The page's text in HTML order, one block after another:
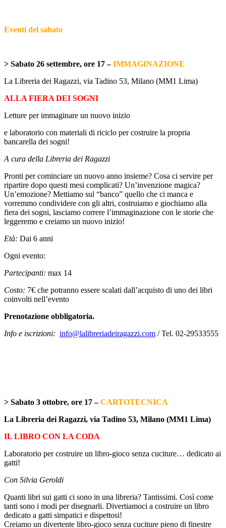
Eventi del sabato
> Sabato 26 settembre, ore 17 –IMMAGINAZIONE
La Libreria dei Ragazzi, via Tadino 53, Milano (MM1 Lima)
ALLA FIERA DEI SOGNI
Letture per immaginare un nuovo inizio
e laboratorio con materiali di riciclo per costruire la propria
bancarella dei sogni!
A cura della Libreria dei Ragazzi
Pronti per cominciare un nuovo anno insieme? Cosa ci servire per
ripartire dopo questi mesi complicati? Un’invenzione magica?
Un’emozione? Mettiamo sul “banco” quello che ci manca e
vorremmo condividere con gli altri, costruiamo e giochiamo alla
fiera dei sogni, lasciamo correre l’immaginazione con le storie che
leggeremo e creiamo un nuovo inizio!
Età: Dai 6 anni
Ogni evento:
Partecipanti: max 14
Costo: 7€ che potranno essere scalati dall’acquisto di uno dei libri
coinvolti nell’evento
Prenotazione obbligatoria.
Info e iscrizioni: info@lalibreriadeiragazzi.com / Tel. 02-29533555
> Sabato 3 ottobre, ore 17 –CARTOTECNICA
La Libreria dei Ragazzi, via Tadino 53, Milano (MM1 Lima)
IL LIBRO CON LA CODA
Laboratorio per costruire un libro-gioco senza cuciture… dedicato ai
gatti!
Con Silvia Geroldi
Quanti libri sui gatti ci sono in una libreria? Tantissimi. Così come
tanti sono i modi per disegnarli. Divertiamoci a costruire un libro
dedicato a gatti simpatici e dispettosi!
Creiamo un divertente libro-gioco senza cuciture pieno di finestre